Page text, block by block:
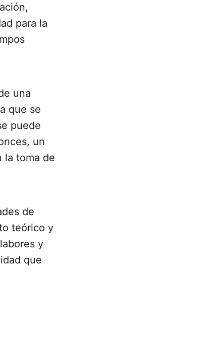
para la
una
que se
puede
un
la toma de
de
teórico y
y
que